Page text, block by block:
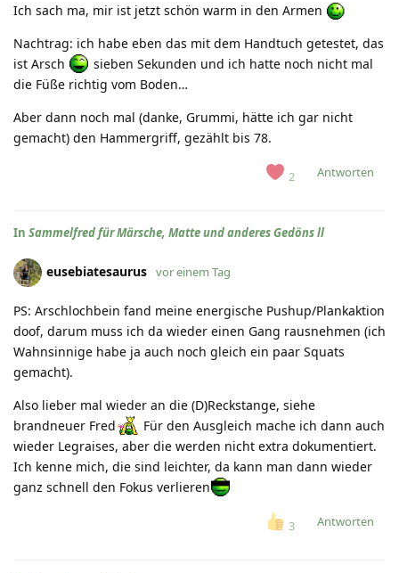
Ich sach ma, mir ist jetzt schön warm in den Armen
Nachtrag: ich habe eben das mit dem Handtuch getestet, das
ist Arsch
sieben Sekunden und ich hatte noch nicht mal
die Füße richtig vom Boden…
Aber dann noch mal (danke, Grummi, hätte ich gar nicht
gemacht) den Hammergriff, gezählt bis 78.
2 Antworten
In Sammelfred für Märsche, Matte und anderes Gedöns ll
eusebiatesaurus vor einem Tag
PS: Arschlochbein fand meine energische Pushup/Plankaktion
doof, darum muss ich da wieder einen Gang rausnehmen (ich
Wahnsinnige habe ja auch noch gleich ein paar Squats
gemacht).
Also lieber mal wieder an die (D)Reckstange, siehe
brandneuer Fred
Für den Ausgleich mache ich dann auch
wieder Legraises, aber die werden nicht extra dokumentiert.
Ich kenne mich, die sind leichter, da kann man dann wieder
ganz schnell den Fokus verlieren
3 Antworten